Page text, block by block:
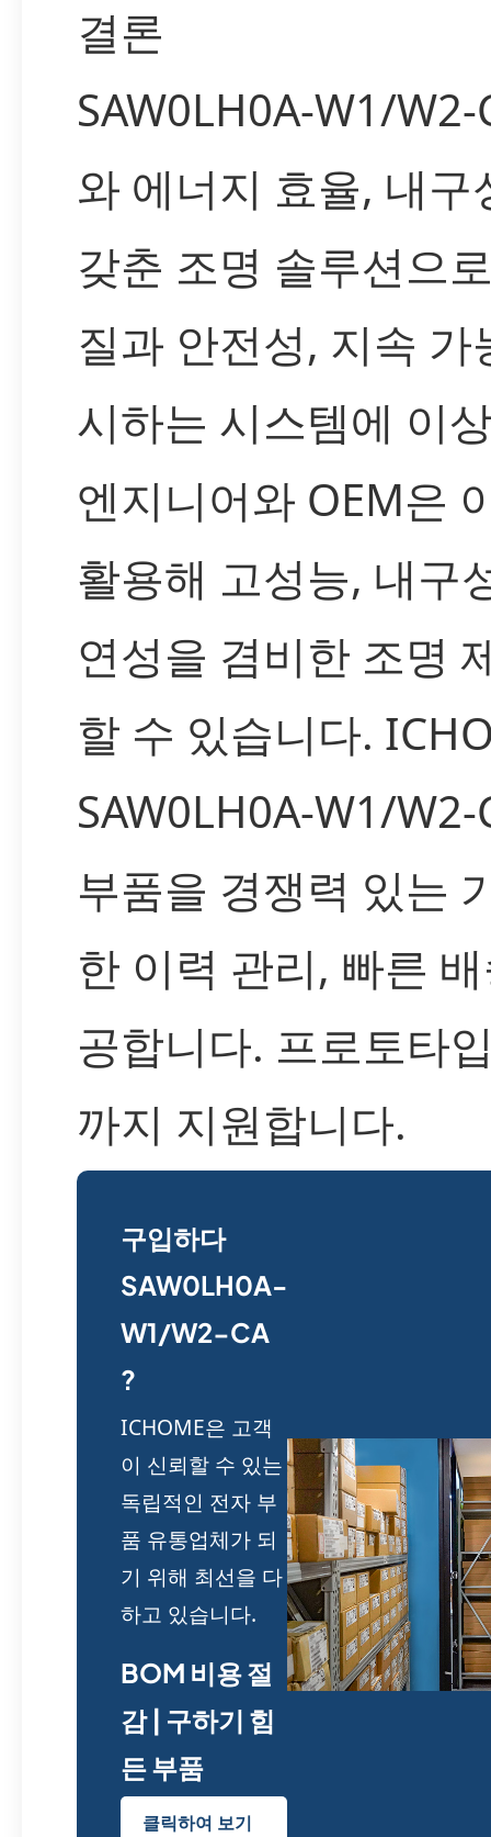
결론
SAW0LH0A-W1/W2-
와 에너지 효율, 내구
갖춘 조명 솔루션으
질과 안전성, 지속 가
시하는 시스템에 이
엔지니어와 OEM은
활용해 고성능, 내구
연성을 겸비한 조명
할 수 있습니다.
SAW0LH0A-W1/W2-
부품을 경쟁력 있는
한 이력 관리, 빠른
공합니다. 프로토타
까지 지원합니다.
구입하다
SAW0LH0A-
W1/W2-CA
?
ICHOME은 고객
이 신뢰할 수 있는
독립적인 전자 부
품 유통업체가 되
기 위해 최선을 다
하고 있습니다.
BOM 비용 절
감 | 구하기 힘
든 부품
클릭하여 보기